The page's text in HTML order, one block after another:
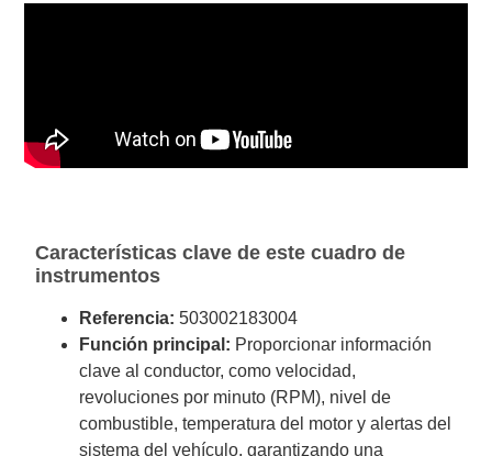
Características clave de este cuadro de
instrumentos
Referencia: 503002183004
Función principal: Proporcionar información
clave al conductor, como velocidad,
revoluciones por minuto (RPM), nivel de
combustible, temperatura del motor y alertas del
sistema del vehículo, garantizando una